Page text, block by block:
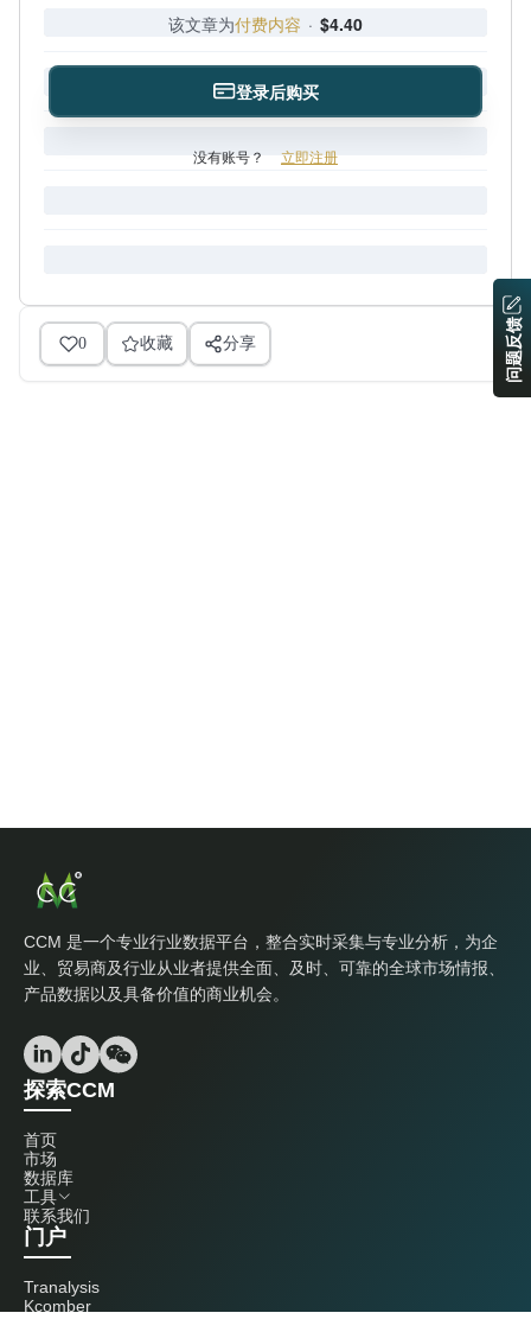
该文章为付费内容 · $4.40
登录后购买
没有账号？ 立即注册
0 收藏 分享
CCM 是一个专业行业数据平台，整合实时采集与专业分析，为企
业、贸易商及行业从业者提供全面、及时、可靠的全球市场情报、
产品数据以及具备价值的商业机会。
探索CCM
首页
市场
数据库
工具
联系我们
门户
Tranalysis
Kcomber
问题反馈